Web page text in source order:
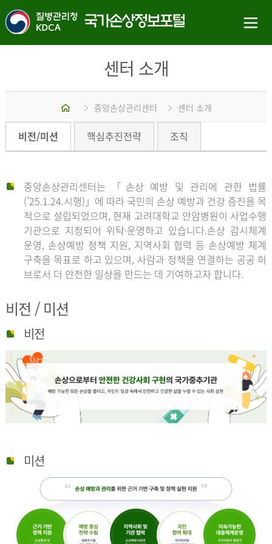
센터 소개
중앙손상관리센터 센터 소개
비전/미션 핵심추진전략 조직
중앙손상관리센터는 「손상 예방 및 관리에 관한 법률
(’25.1.24.시행)」에 따라 국민의 손상 예방과 건강 증진을 목
적으로 설립되었으며, 현재 고려대학교 안암병원이 사업수행
기관으로 지정되어 위탁·운영하고 있습니다.손상 감시체계
운영, 손상예방 정책 지원, 지역사회 협력 등 손상예방 체계
구축을 목표로 하고 있으며, 사람과 정책을 연결하는 공공 허
브로서 더 안전한 일상을 만드는 데 기여하고자 합니다.
비전 / 미션
비전
미션